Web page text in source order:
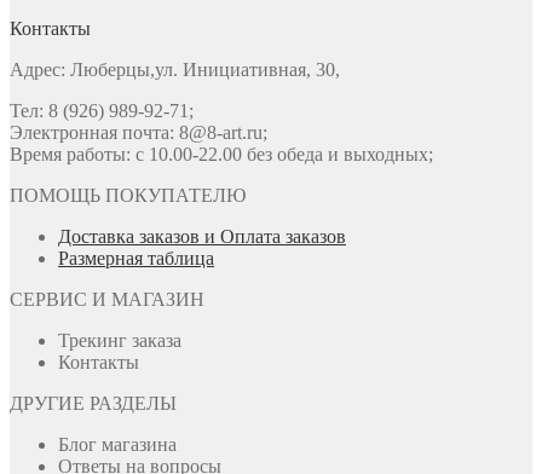
Контакты
Адрес: Люберцы,ул. Инициативная, 30,
Тел: 8 (926) 989-92-71;
Электронная почта: 8@8-art.ru;
Время работы: с 10.00-22.00 без обеда и выходных;
ПОМОЩЬ ПОКУПАТЕЛЮ
Доставка заказов и Оплата заказов
Размерная таблица
СЕРВИС И МАГАЗИН
Трекинг заказа
Контакты
ДРУГИЕ РАЗДЕЛЫ
Блог магазина
Ответы на вопросы